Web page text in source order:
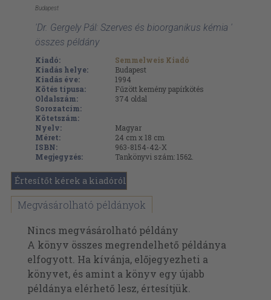
Budapest
'Dr. Gergely Pál: Szerves és bioorganikus kémia '
összes példány
Kiadó:
Semmelweis Kiadó
Kiadás helye:
Budapest
Kiadás éve:
1994
Kötés típusa:
Fűzött kemény papírkötés
Oldalszám:
374 oldal
Sorozatcím:
Kötetszám:
Nyelv:
Magyar
Méret:
24 cm x 18 cm
ISBN:
963-8154-42-X
Megjegyzés:
Tankönyvi szám: 1562.
Értesítőt kérek a kiadóról
Megvásárolható példányok
Nincs megvásárolható példány
A könyv összes megrendelhető példánya
elfogyott. Ha kívánja, előjegyezheti a
könyvet, és amint a könyv egy újabb
példánya elérhető lesz, értesítjük.